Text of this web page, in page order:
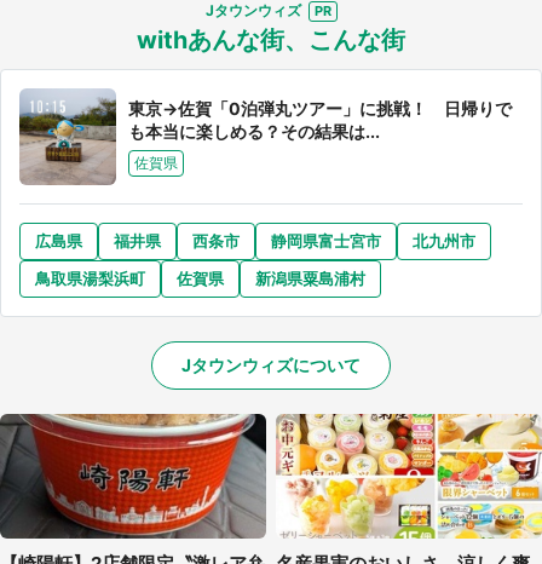
Jタウンウィズ
withあんな街、こんな街
東京→佐賀「0泊弾丸ツアー」に挑戦！ 日帰りで
も本当に楽しめる？その結果は...
佐賀県
広島県 福井県 西条市 静岡県富士宮市
北九州市
鳥取県湯梨浜町
佐賀県 新潟県粟島浦村
Jタウンウィズについて